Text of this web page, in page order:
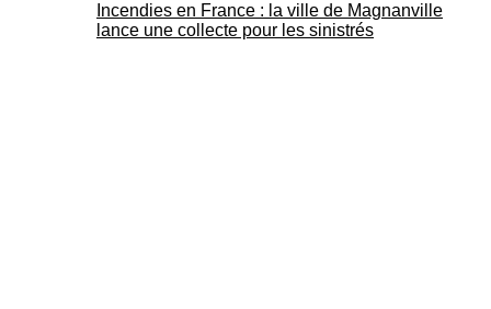
Incendies en France : la ville de Magnanville
lance une collecte pour les sinistrés